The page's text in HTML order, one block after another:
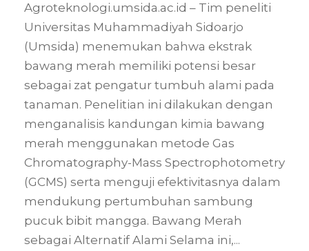
Agroteknologi.umsida.ac.id – Tim peneliti
Universitas Muhammadiyah Sidoarjo
(Umsida) menemukan bahwa ekstrak
bawang merah memiliki potensi besar
sebagai zat pengatur tumbuh alami pada
tanaman. Penelitian ini dilakukan dengan
menganalisis kandungan kimia bawang
merah menggunakan metode Gas
Chromatography-Mass Spectrophotometry
(GCMS) serta menguji efektivitasnya dalam
mendukung pertumbuhan sambung
pucuk bibit mangga. Bawang Merah
sebagai Alternatif Alami Selama ini,...